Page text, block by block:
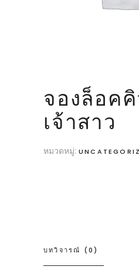
จองล็อค
เจ้าสาว
หมวดหมู่:
บทวิจารณ์ (0)